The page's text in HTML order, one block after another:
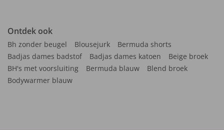
Ontdek ook
Bh zonder beugel Blousejurk
Bermuda shorts
Badjas dames badstof
Badjas dames katoen
Beige broek
BH's met voorsluiting
Bermuda blauw
Blend broek
Bodywarmer blauw